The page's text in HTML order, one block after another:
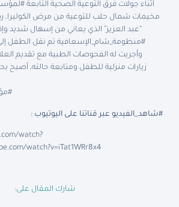
أثناء جولات فرق التوعية الصحية التابعة
مخيمات شمال حلب للتوعية من مرض الكوليرا،
“عبد العزيز” الذي يعاني من إسهال شديد
#منظومة_شام_الإسعافية تم نقل الطفل إلى
وأجريت له الفحوصات الطبية مع تقديم
زيارات منزلية للطفل ومتابعة حالته، أصبح
#شاهد_الفيديو عبر قناتنا على اليوتيوب :
watch?
watch?v=iTat1WRr8x4
شارك المقال على: